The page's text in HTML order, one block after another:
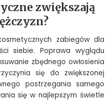
zwiększają
zabiegów dla
siebie. Poprawa wyglądu
zbędnego owłosienia
się do zwiększonej
postrzegania samego
się w najlepszym świetle